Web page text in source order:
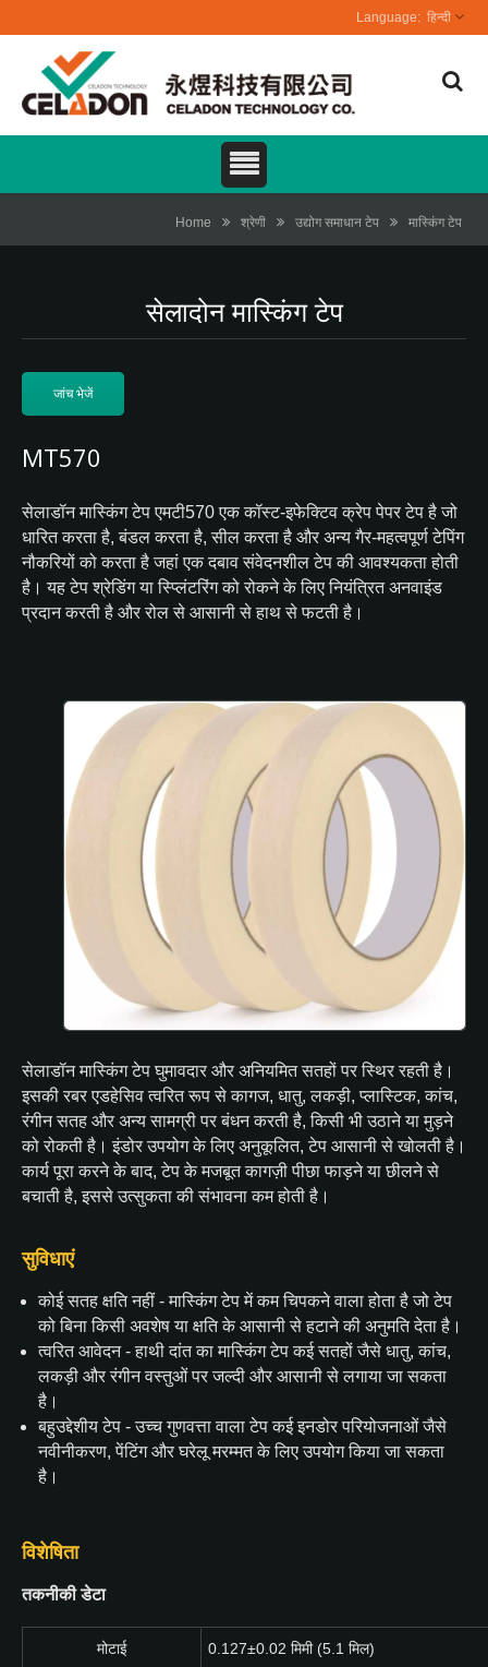
हिन्दी
Home श्रेणी उद्योग समाधान टेप मास्किंग टेप
सेलादोन मास्किंग टेप
जांच भेजें
MT570
सेलाडॉन मास्किंग टेप एमटी570 एक कॉस्ट-इफेक्टिव क्रेप पेपर टेप है जो
धारित करता है, बंडल करता है, सील करता है और अन्य गैर-महत्वपूर्ण टेपिंग
नौकरियों को करता है जहां एक दबाव संवेदनशील टेप की आवश्यकता होती
है। यह टेप श्रेडिंग या स्प्लिंटरिंग को रोकने के लिए नियंत्रित अनवाइंड
प्रदान करती है और रोल से आसानी से हाथ से फटती है।
सेलाडॉन मास्किंग टेप घुमावदार और अनियमित सतहों पर स्थिर रहती है।
इसकी रबर एडहेसिव त्वरित रूप से कागज, धातु, लकड़ी, प्लास्टिक, कांच,
रंगीन सतह और अन्य सामग्री पर बंधन करती है, किसी भी उठाने या मुड़ने
को रोकती है। इंडोर उपयोग के लिए अनुकूलित, टेप आसानी से खोलती है।
कार्य पूरा करने के बाद, टेप के मजबूत कागज़ी पीछा फाड़ने या छीलने से
बचाती है, इससे उत्सुकता की संभावना कम होती है।
सुविधाएं
कोई सतह क्षति नहीं - मास्किंग टेप में कम चिपकने वाला होता है जो टेप
को बिना किसी अवशेष या क्षति के आसानी से हटाने की अनुमति देता है।
त्वरित आवेदन - हाथी दांत का मास्किंग टेप कई सतहों जैसे धातु, कांच,
लकड़ी और रंगीन वस्तुओं पर जल्दी और आसानी से लगाया जा सकता
है।
बहुउद्देशीय टेप - उच्च गुणवत्ता वाला टेप कई इनडोर परियोजनाओं जैसे
नवीनीकरण, पेंटिंग और घरेलू मरम्मत के लिए उपयोग किया जा सकता
है।
विशेषिता
तकनीकी डेटा
मोटाई 0.127±0.02 मिमी (5.1 मिल)